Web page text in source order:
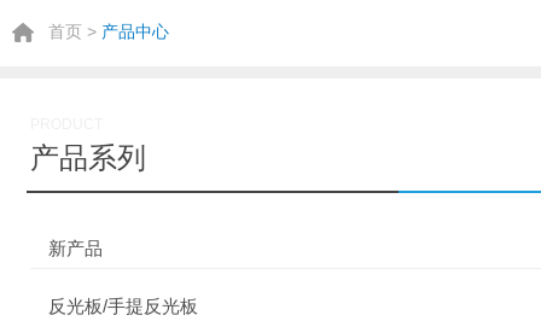
首页 > 产品中心
产品系列
新产品
反光板/手提反光板